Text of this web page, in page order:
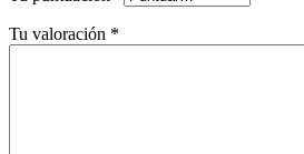
Tu valoración *